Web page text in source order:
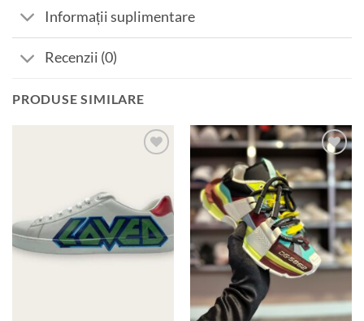
Informații suplimentare
Recenzii (0)
PRODUSE SIMILARE
Add to
wishlist